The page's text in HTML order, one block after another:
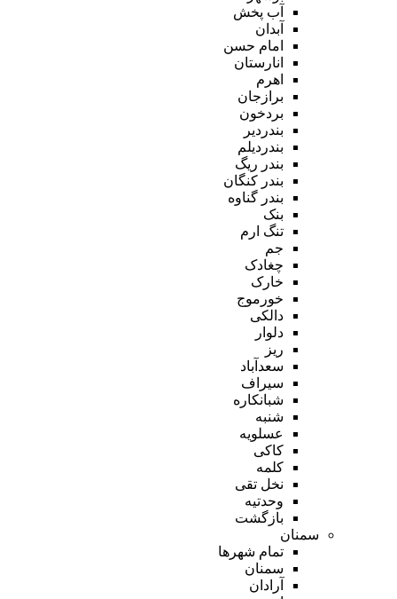
آب پخش
آبدان
امام حسن
انارستان
اهرم
برازجان
بردخون
بندردیر
بندردیلم
بندر ریگ
بندر کنگان
بندر گناوه
بنک
تنگ ارم
جم
چغادک
خارک
خورموج
دالکی
دلوار
ریز
سعدآباد
سیراف
شبانکاره
شنبه
عسلویه
کاکی
کلمه
نخل تقی
وحدتیه
بازگشت
سمنان
تمام شهر‌ها
سمنان
آرادان